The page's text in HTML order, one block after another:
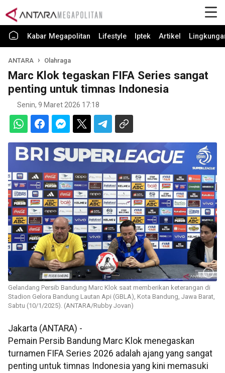
Kabar Megapolitan Lifestyle Iptek Artikel
ANTARA Olahraga
Marc Klok tegaskan FIFA Series sangat
penting untuk timnas Indonesia
Senin, 9 Maret 2026 17:18
Gelandang Persib Bandung Marc Klok saat memberikan keterangan di
Stadion Gelora Bandung Lautan Api (GBLA), Kota Bandung, Jawa Barat,
Sabtu (10/1/2025). (ANTARA/Rubby Jovan)
Jakarta (ANTARA) -
Pemain Persib Bandung Marc Klok menegaskan
turnamen FIFA Series 2026 adalah ajang yang sangat
penting untuk timnas Indonesia yang kini memasuki